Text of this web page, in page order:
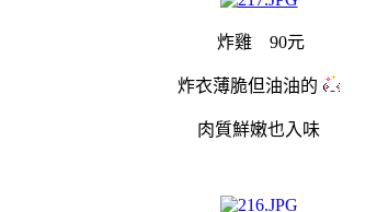
炸雞 90元
炸衣薄脆但油油的
肉質鮮嫩也入味